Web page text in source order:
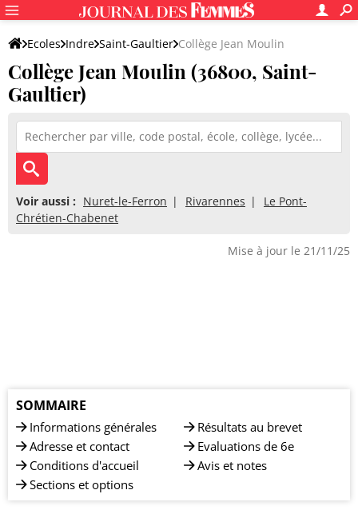
Ecoles Indre Saint-Gaultier Collège Jean Moulin
Collège Jean Moulin (36800, Saint-
Gaultier)
Voir aussi : Nuret-le-Ferron Rivarennes
Le Pont-
Chrétien-Chabenet
Mise à jour le 21/11/25
SOMMAIRE
Informations générales
Adresse et contact
Conditions d'accueil
Sections et options
Résultats au brevet
Evaluations de 6e
Avis et notes